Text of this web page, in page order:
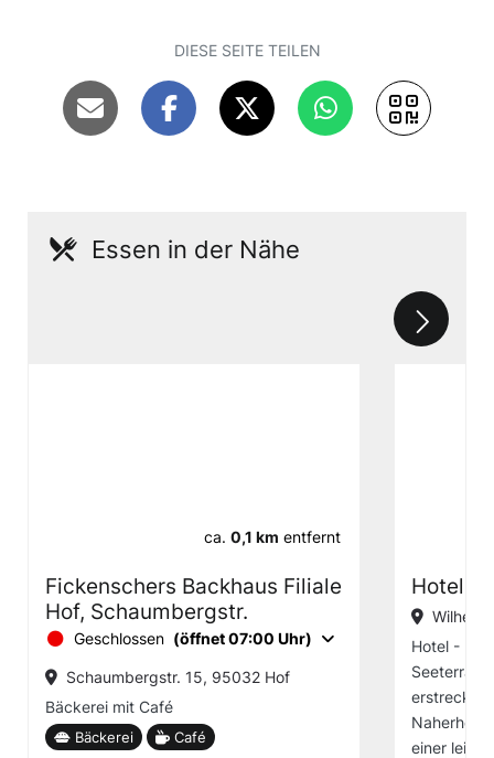
DIESE SEITE TEILEN
Essen in der Nähe
ca. 0,1 km entfernt
Fickenschers Backhaus Filiale
Hof, Schaumbergstr.
Geschlossen (öffnet 07:00 Uhr)
Schaumbergstr. 15, 95032 Hof
Bäckerei mit Café
Bäckerei Café
Hotel
Hotel -
erstreckt
einer